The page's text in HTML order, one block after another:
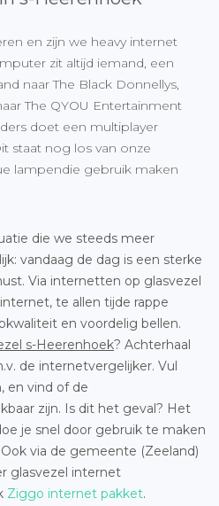
en zijn we heavy internet
zit altijd iemand, een
naar The Black Donnellys,
The QYOU Entertainment
doet een multiplayer
staat nog los van onze
lampendie gebruik maken
die we steeds meer
vandaag de dag is een sterke
Via internetten op glasvezel
te allen tijde rappe
en voordelig bellen.
s-Heerenhoek? Achterhaal
de internetvergelijker. Vul
en vind of de
zijn. Is dit het geval? Het
je snel door gebruik te maken
via de gemeente (Zeeland)
glasvezel internet
Ziggo internet pakket.